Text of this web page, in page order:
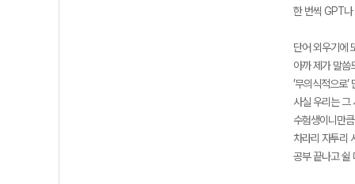
한 번씩 GPT나
단어 외우기에
아까 제가 말씀
’무의식적으로
사실 우리는 그
수험생이니만
차라리 자투리
공부 끝나고 쉴